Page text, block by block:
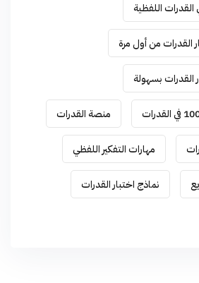
اللفظية
القدرات من أول مرة
بسهولة
منصة القدرات
مهارات التفكير اللفظي
نماذج اختبار القدرات